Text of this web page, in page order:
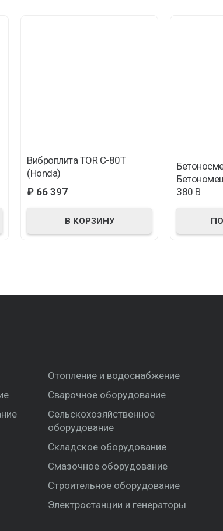
Виброплита TOR C-80T
(Honda)
₽ 66 397
В КОРЗИНУ
380 В
Отопление и водоснабжение
Сварочное оборудование
Сельскохозяйственное
оборудование
Складское оборудование
Смазочное оборудование
Строительное оборудование
Электростанции и генераторы